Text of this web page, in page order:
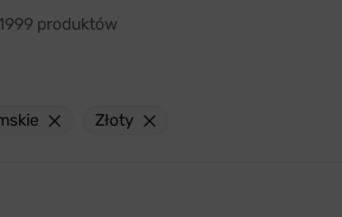
1999 produktów
Złoty